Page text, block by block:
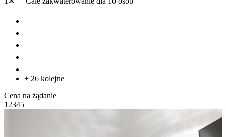
+ 26 kolejne
Cena na żądanie
1 2345